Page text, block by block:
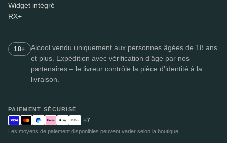
Widget intégré
RX+
18+
Alcool vendu uniquement aux personnes âgées de 18 ans
et plus. Expédition avec vérification d’âge par nos
partenaires – le livreur contrôle la pièce d’identité à la
livraison.
PAIEMENT SÉCURISÉ
+7
Les moyens de paiement disponibles peuvent varier selon la boutique.